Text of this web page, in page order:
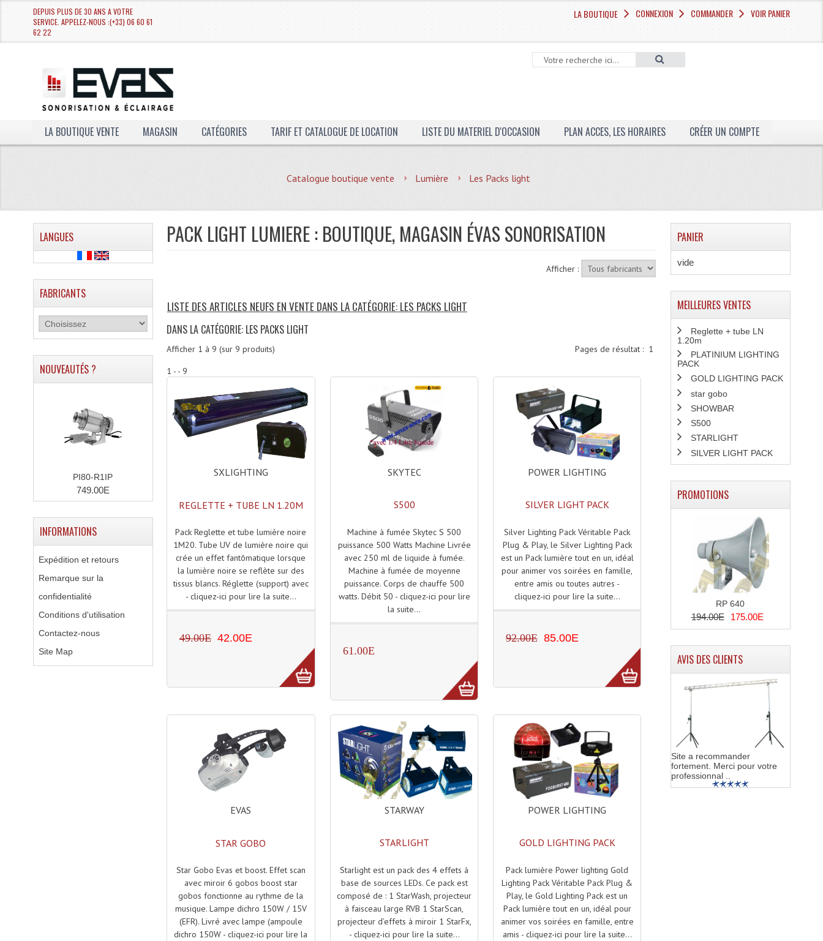
DEPUIS PLUS DE 30 ANS A VOTRE
SERVICE. APPELEZ-NOUS :(+33) 06 60 61
62 22
LA BOUTIQUE CONNEXION COMMANDER VOIR PANIER
LA BOUTIQUE VENTE MAGASIN CATÉGORIES TARIF ET CATALOGUE DE LOCATION LISTE DU MATERIEL D'OCCASION PLAN ACCES, LES HORAIRES CRÉER UN COMPTE
Catalogue boutique vente Lumière Les Packs light
PACK LIGHT LUMIERE : BOUTIQUE, MAGASIN ÉVAS SONORISATION
Afficher :
LISTE DES ARTICLES NEUFS EN VENTE DANS LA CATÉGORIE: LES PACKS LIGHT
DANS LA CATÉGORIE: LES PACKS LIGHT
Pages de résultat : 1
Afficher 1 à 9 (sur 9 produits)
1 - - 9
SXLIGHTING
REGLETTE + TUBE LN 1.20M
Pack Reglette et tube lumière noire
1M20. Tube UV de lumière noire qui
crée un effet fantômatique lorsque
la lumière noire se reflète sur des
tissus blancs. Réglette (support) avec
- cliquez-ici pour lire la suite...
49.00E 42.00E
SKYTEC
S500
Machine à fumée Skytec S 500
puissance 500 Watts Machine Livrée
avec 250 ml de liquide à fumée.
Machine à fumée de moyenne
puissance. Corps de chauffe 500
watts. Débit 50 - cliquez-ici pour lire
la suite...
61.00E
POWER LIGHTING
SILVER LIGHT PACK
Silver Lighting Pack Véritable Pack
Plug & Play, le Silver Lighting Pack
est un Pack lumière tout en un, idéal
pour animer vos soirées en famille,
entre amis ou toutes autres -
cliquez-ici pour lire la suite...
92.00E 85.00E
EVAS
STAR GOBO
Star Gobo Evas et boost. Effet scan
avec miroir 6 gobos boost star
gobos fonctionne au rythme de la
musique. Lampe dichro 150W / 15V
(EFR). Livré avec lampe (ampoule
dichro 150W - cliquez-ici pour lire la
STARWAY
STARLIGHT
Starlight est un pack des 4 effets à
base de sources LEDs. Ce pack est
composé de : 1 StarWash, projecteur
à faisceau large RVB 1 StarScan,
projecteur d’effets à miroir 1 StarFx,
- cliquez-ici pour lire la suite...
POWER LIGHTING
GOLD LIGHTING PACK
Pack lumière Power lighting Gold
Lighting Pack Véritable Pack Plug &
Play, le Gold Lighting Pack est un
Pack lumière tout en un, idéal pour
animer vos soirées en famille, entre
amis - cliquez-ici pour lire la suite...
LANGUES
FABRICANTS
NOUVEAUTÉS ?
PI80-R1IP
749.00E
INFORMATIONS
Expédition et retours
Remarque sur la
confidentialité
Conditions d'utilisation
Contactez-nous
Site Map
PANIER
vide
MEILLEURES VENTES
Reglette + tube LN
1.20m
PLATINIUM LIGHTING
PACK
GOLD LIGHTING PACK
star gobo
SHOWBAR
S500
STARLIGHT
SILVER LIGHT PACK
PROMOTIONS
RP 640
194.00E 175.00E
AVIS DES CLIENTS
Site a recommander
fortement. Merci pour votre
professionnal ..